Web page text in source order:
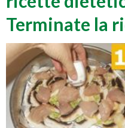
Terminate la